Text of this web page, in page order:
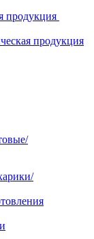
продукция
продукция